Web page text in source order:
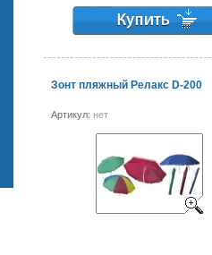
Зонт пляжный Релакс D-200
Артикул: нет